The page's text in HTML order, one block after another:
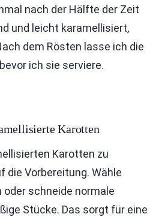
nach der Hälfte der Zeit
und leicht karamellisiert,
dem Rösten lasse ich die
ich sie serviere.
Karotten
Karotten zu
die Vorbereitung. Wähle
schneide normale
Stücke. Das sorgt für eine